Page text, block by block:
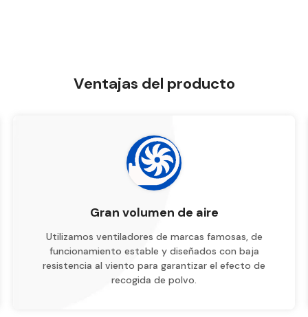
Ventajas del producto
Gran volumen de aire
Utilizamos ventiladores de marcas famosas, de
funcionamiento estable y diseñados con baja
resistencia al viento para garantizar el efecto de
recogida de polvo.